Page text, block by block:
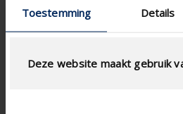
Toestemming Details
Deze website maakt gebruik
Technical Specifications
Physical Free Passage (%)
76